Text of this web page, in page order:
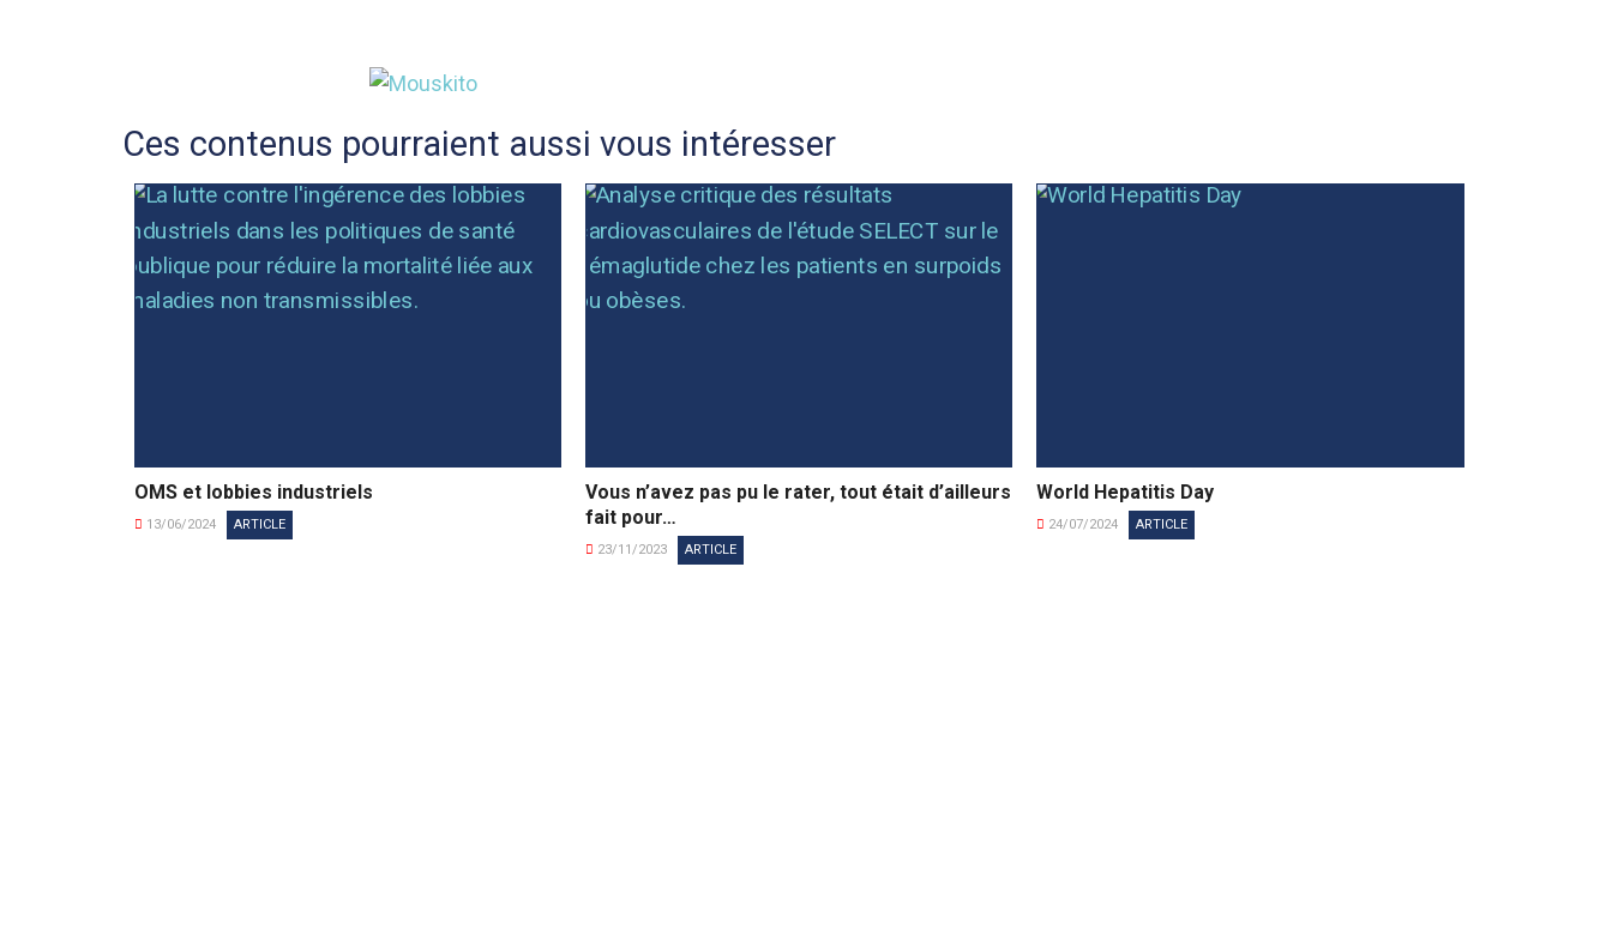
Ces contenus pourraient aussi vous intéresser
OMS et lobbies industriels
13/06/2024 ARTICLE
Vous n’avez pas pu le rater, tout était d’ailleurs
fait pour…
23/11/2023 ARTICLE
World Hepatitis Day
24/07/2024 ARTICLE